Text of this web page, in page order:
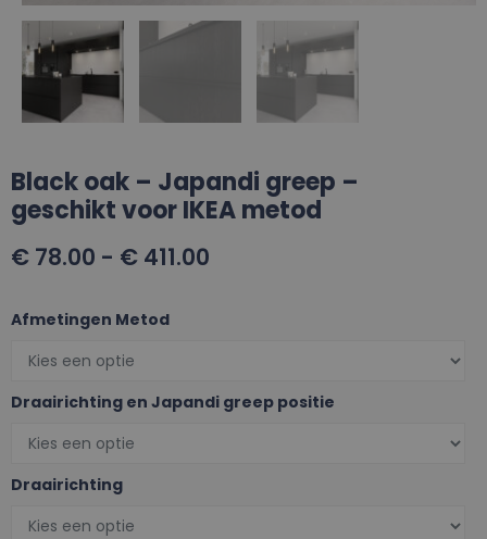
Black oak – Japandi greep –
geschikt voor IKEA metod
€ 78.00 - € 411.00
Afmetingen Metod
Draairichting en Japandi greep positie
Draairichting